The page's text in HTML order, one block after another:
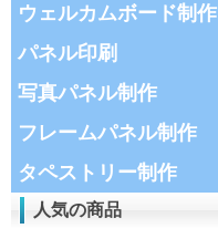
ウェルカムボード制作
パネル印刷
写真パネル制作
フレームパネル制作
タペストリー制作
人気の商品